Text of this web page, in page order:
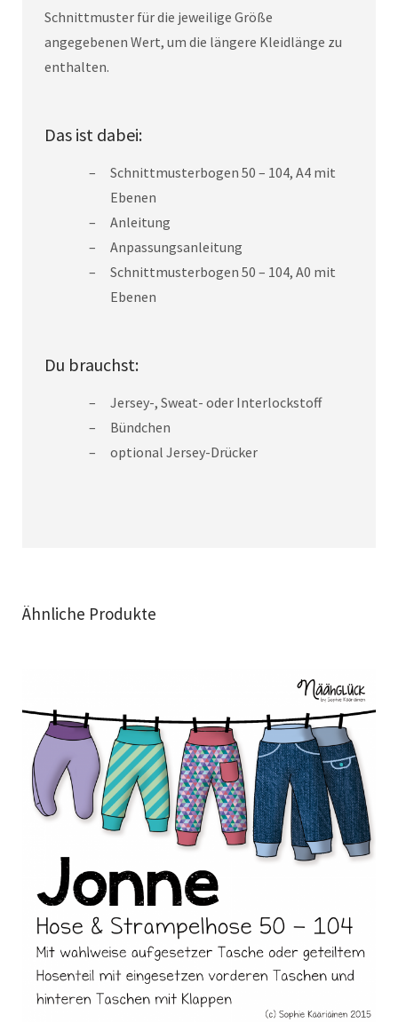
Schnittmuster für die jeweilige Größe
angegebenen Wert, um die längere Kleidlänge zu
enthalten.
Das ist dabei:
Schnittmusterbogen 50 – 104, A4 mit
Ebenen
Anleitung
Anpassungsanleitung
Schnittmusterbogen 50 – 104, A0 mit
Ebenen
Du brauchst:
Jersey-, Sweat- oder Interlockstoff
Bündchen
optional Jersey-Drücker
Ähnliche Produkte